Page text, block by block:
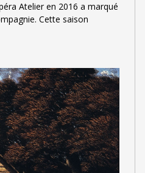
Atelier en 2016 a marqué
Cette saison